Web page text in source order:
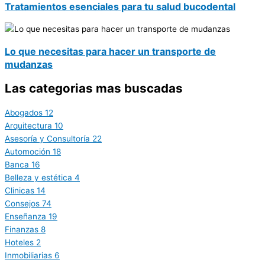
Tratamientos esenciales para tu salud bucodental
Lo que necesitas para hacer un transporte de
mudanzas
Las categorias mas buscadas
Abogados 12
Arquitectura 10
Asesoría y Consultoría 22
Automoción 18
Banca 16
Belleza y estética 4
Clinicas 14
Consejos 74
Enseñanza 19
Finanzas 8
Hoteles 2
Inmobiliarias 6